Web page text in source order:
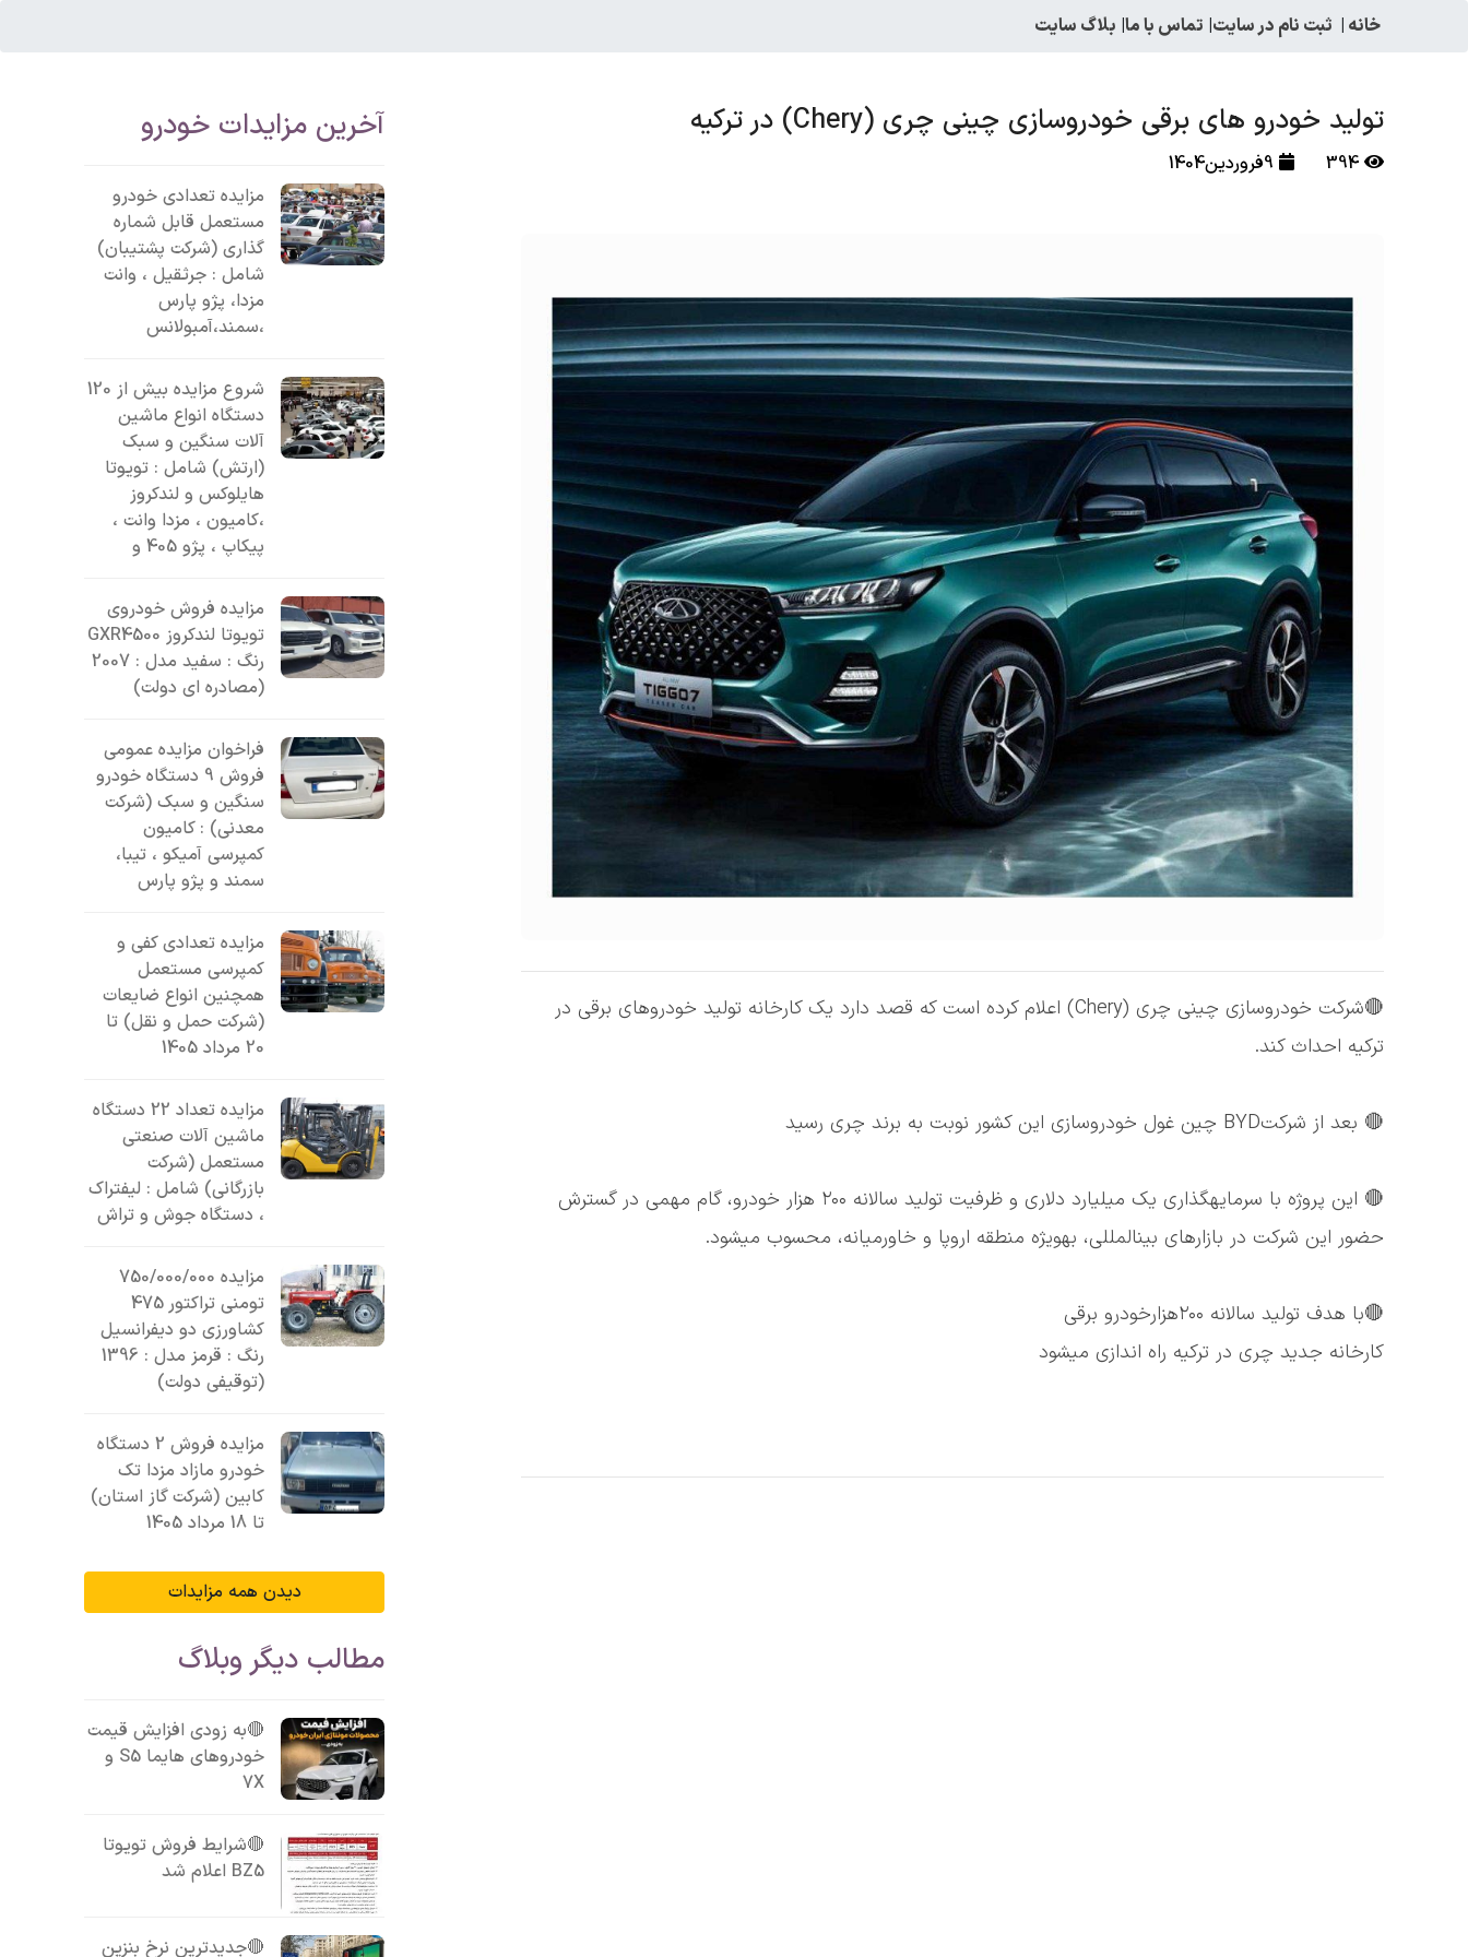
خانه | ثبت نام در سایت| تماس با ما| بلاگ سایت
تولید خودرو های برقی خودروسازی چینی چری (Chery) در ترکیه
394 9فروردین1404
🔴شرکت خودروسازی چینی چری (Chery) اعلام کرده است که قصد دارد یک کارخانه تولید خودروهای برقی در
ترکیه احداث کند.
🔴 بعد از شرکتBYD چین غول خودروسازی این کشور نوبت به برند چری رسید
🔴 این پروژه با سرمایهگذاری یک میلیارد دلاری و ظرفیت تولید سالانه ۲۰۰ هزار خودرو، گام مهمی در گسترش
حضور این شرکت در بازارهای بینالمللی، بهویژه منطقه اروپا و خاورمیانه، محسوب میشود.
🔴با هدف تولید سالانه ۲۰۰هزارخودرو برقی
کارخانه جدید چری در ترکیه راه اندازی میشود
آخرین مزایدات خودرو
مزایده تعدادی خودرو
مستعمل قابل شماره
گذاری (شرکت پشتیبان)
شامل : جرثقیل ، وانت
مزدا، پژو پارس
،سمند،آمبولانس
شروع مزایده بیش از 120
دستگاه انواع ماشین
آلات سنگین و سبک
(ارتش) شامل : تویوتا
هایلوکس و لندکروز
،کامیون ، مزدا وانت ،
پیکاپ ، پژو 405 و
مزایده فروش خودروی
تویوتا لندکروز GXR4500
رنگ : سفید مدل : 2007
(مصادره ای دولت)
فراخوان مزایده عمومی
فروش 9 دستگاه خودرو
سنگین و سبک (شرکت
معدنی) : کامیون
کمپرسی آمیکو ، تیبا،
سمند و پژو پارس
مزایده تعدادی کفی و
کمپرسی مستعمل
همچنین انواع ضایعات
(شرکت حمل و نقل) تا
20 مرداد 1405
مزایده تعداد 22 دستگاه
ماشین آلات صنعتی
مستعمل (شرکت
بازرگانی) شامل : لیفتراک
، دستگاه جوش و تراش
مزایده 750/000/000
تومنی تراکتور 475
کشاورزی دو دیفرانسیل
رنگ : قرمز مدل : 1396
(توقیفی دولت)
مزایده فروش 2 دستگاه
خودرو مازاد مزدا تک
کابین (شرکت گاز استان)
تا 18 مرداد 1405
دیدن همه مزایدات
مطالب دیگر وبلاگ
🔴به زودی افزایش قیمت
خودروهای هایما S5 و
7X
🔴شرایط فروش تویوتا
BZ5 اعلام شد
🔴جدیدترین نرخ بنزین